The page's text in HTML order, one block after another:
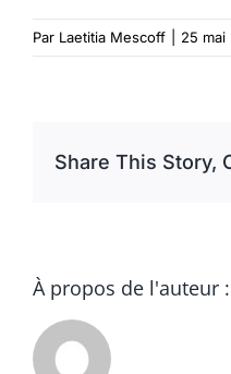
Par Laetitia Mescoff 25 mai
Share This Story,
À propos de l'auteur :